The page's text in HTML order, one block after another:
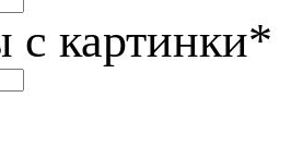
картинки*